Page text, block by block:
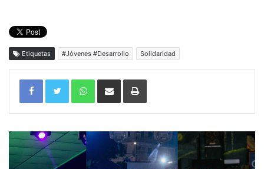
Etiquetas #Jóvenes #Desarrollo Solidaridad
WhatsAppCompartir por correo electrónicoImprimir